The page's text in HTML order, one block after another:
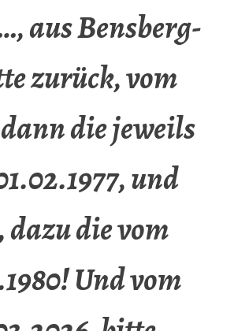
aus Bensberg-
zurück, vom
die jeweils
und
dazu die vom
Und vom